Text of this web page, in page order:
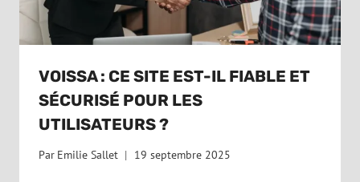
VOISSA : CE SITE EST-IL FIABLE ET
SÉCURISÉ POUR LES
UTILISATEURS ?
Par Emilie Sallet 19 septembre 2025